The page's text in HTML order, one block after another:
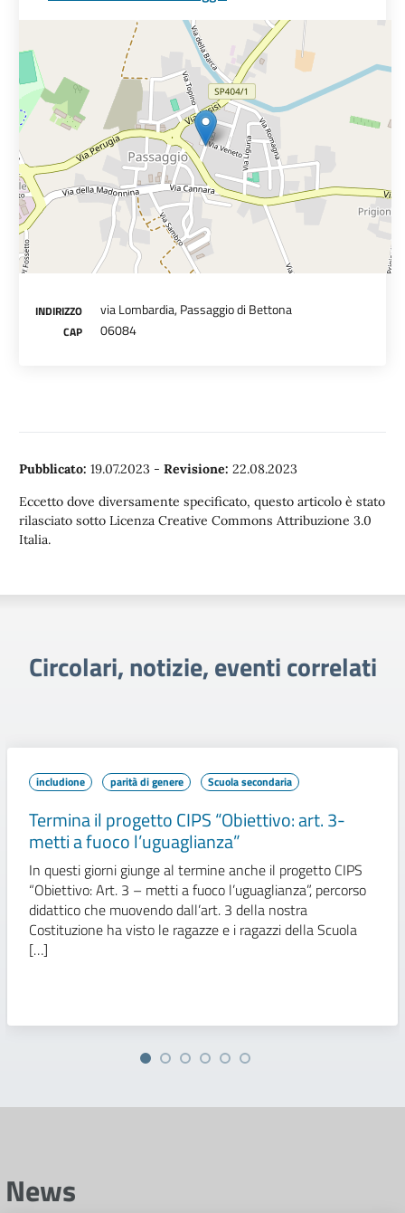
INDIRIZZO via Lombardia, Passaggio di Bettona
CAP 06084
Pubblicato: 19.07.2023 - Revisione: 22.08.2023
Eccetto dove diversamente specificato, questo articolo è stato
rilasciato sotto Licenza Creative Commons Attribuzione 3.0
Italia.
Circolari, notizie, eventi correlati
includione parità di genere Scuola secondaria
Termina il progetto CIPS “Obiettivo: art. 3-
metti a fuoco l’uguaglianza”
In questi giorni giunge al termine anche il progetto CIPS
“Obiettivo: Art. 3 – metti a fuoco l’uguaglianza”, percorso
didattico che muovendo dall’art. 3 della nostra
Costituzione ha visto le ragazze e i ragazzi della Scuola
[…]
News